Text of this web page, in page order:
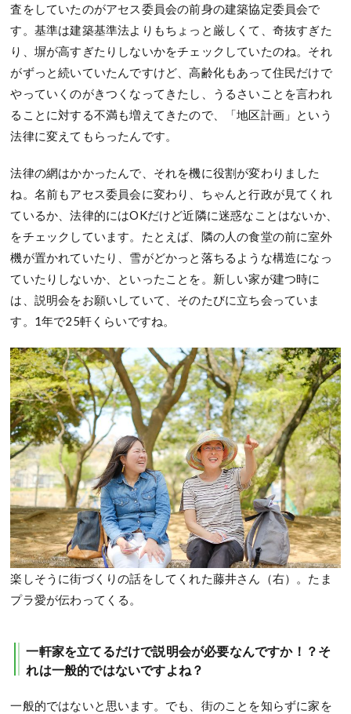
査をしていたのがアセス委員会の前身の建築協定委員会で
す。基準は建築基準法よりもちょっと厳しくて、奇抜すぎた
り、塀が高すぎたりしないかをチェックしていたのね。それ
がずっと続いていたんですけど、高齢化もあって住民だけで
やっていくのがきつくなってきたし、うるさいことを言われ
ることに対する不満も増えてきたので、「地区計画」という
法律に変えてもらったんです。
法律の網はかかったんで、それを機に役割が変わりました
ね。名前もアセス委員会に変わり、ちゃんと行政が見てくれ
ているか、法律的にはOKだけど近隣に迷惑なことはないか、
をチェックしています。たとえば、隣の人の食堂の前に室外
機が置かれていたり、雪がどかっと落ちるような構造になっ
ていたりしないか、といったことを。新しい家が建つ時に
は、説明会をお願いしていて、そのたびに立ち会っていま
す。1年で25軒くらいですね。
楽しそうに街づくりの話をしてくれた藤井さん（右）。たま
プラ愛が伝わってくる。
一軒家を立てるだけで説明会が必要なんですか！？そ
れは一般的ではないですよね？
一般的ではないと思います。でも、街のことを知らずに家を